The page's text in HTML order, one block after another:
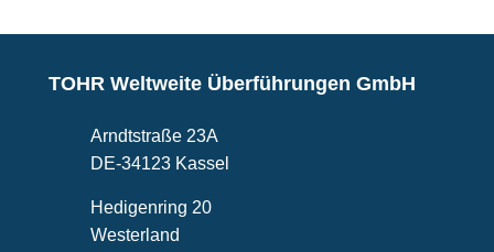
TOHR Weltweite Überführungen GmbH
Arndtstraße 23A
DE-34123 Kassel
Hedigenring 20
Westerland